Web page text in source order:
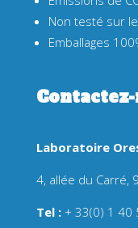
Non testé sur
Emballages
Laboratoire
4, allée du Carré,
Tel :+ 33(0) 1 40